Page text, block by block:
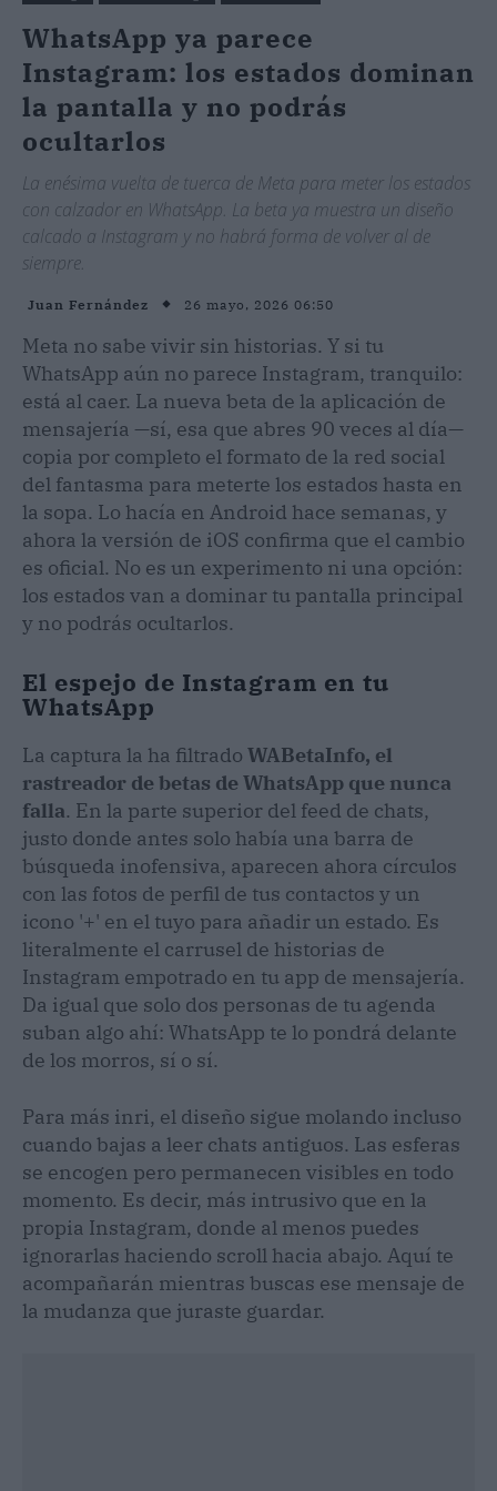
WhatsApp ya parece
Instagram: los estados dominan
la pantalla y no podrás
ocultarlos
La enésima vuelta de tuerca de Meta para meter los estados
con calzador en WhatsApp. La beta ya muestra un diseño
calcado a Instagram y no habrá forma de volver al de
siempre.
Juan Fernández 26 mayo, 2026 06:50
Meta no sabe vivir sin historias. Y si tu
WhatsApp aún no parece Instagram, tranquilo:
está al caer. La nueva beta de la aplicación de
mensajería —sí, esa que abres 90 veces al día—
copia por completo el formato de la red social
del fantasma para meterte los estados hasta en
la sopa. Lo hacía en Android hace semanas, y
ahora la versión de iOS confirma que el cambio
es oficial. No es un experimento ni una opción:
los estados van a dominar tu pantalla principal
y no podrás ocultarlos.
El espejo de Instagram en tu
WhatsApp
La captura la ha filtrado WABetaInfo, el
rastreador de betas de WhatsApp que nunca
falla. En la parte superior del feed de chats,
justo donde antes solo había una barra de
búsqueda inofensiva, aparecen ahora círculos
con las fotos de perfil de tus contactos y un
icono '+' en el tuyo para añadir un estado. Es
literalmente el carrusel de historias de
Instagram empotrado en tu app de mensajería.
Da igual que solo dos personas de tu agenda
suban algo ahí: WhatsApp te lo pondrá delante
de los morros, sí o sí.
Para más inri, el diseño sigue molando incluso
cuando bajas a leer chats antiguos. Las esferas
se encogen pero permanecen visibles en todo
momento. Es decir, más intrusivo que en la
propia Instagram, donde al menos puedes
ignorarlas haciendo scroll hacia abajo. Aquí te
acompañarán mientras buscas ese mensaje de
la mudanza que juraste guardar.